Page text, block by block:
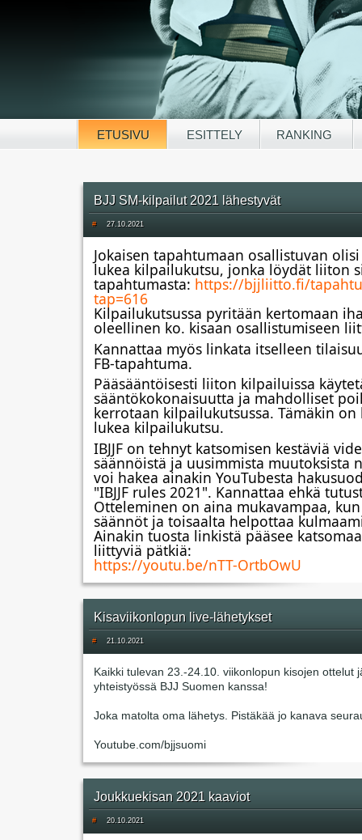
ETUSIVU ESITTELY RANKING
BJJ SM-kilpailut 2021 lähestyvät
# 27.10.2021
Jokaisen tapahtumaan osallistuvan
lukea kilpailukutsu, jonka löydät liiton
tapahtumasta: https://bjjliitto.fi/
tap=616
Kilpailukutsussa pyritään kertomaan
oleellinen ko. kisaan osallistumiseen
Kannattaa myös linkata itselleen
FB-tapahtuma.
Pääsääntöisesti liiton kilpailuissa
sääntökokonaisuutta ja mahdolliset
kerrotaan kilpailukutsussa. Tämäkin on
lukea kilpailukutsu.
IBJJF on tehnyt katsomisen kestäviä
säännöistä ja uusimmista muutoksista
voi hakea ainakin YouTubesta
"IBJJF rules 2021". Kannattaa ehkä
Otteleminen on aina mukavampaa,
säännöt ja toisaalta helpottaa
Ainakin tuosta linkistä pääsee
liittyviä pätkiä:
https://youtu.be/nTT-OrtbOwU
Kisaviikonlopun live-lähetykset
# 21.10.2021
Kaikki tulevan 23.-24.10. viikonlopun kisojen ottelut
yhteistyössä BJJ Suomen kanssa!
Joka matolta oma lähetys. Pistäkää jo kanava
Youtube.com/bjjsuomi
Joukkuekisan 2021 kaaviot
# 20.10.2021